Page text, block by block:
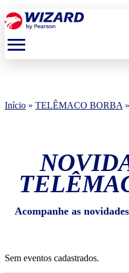
menu
Início » TELÊMACO BORBA »
Acompanhe as
Sem eventos cadastrados.